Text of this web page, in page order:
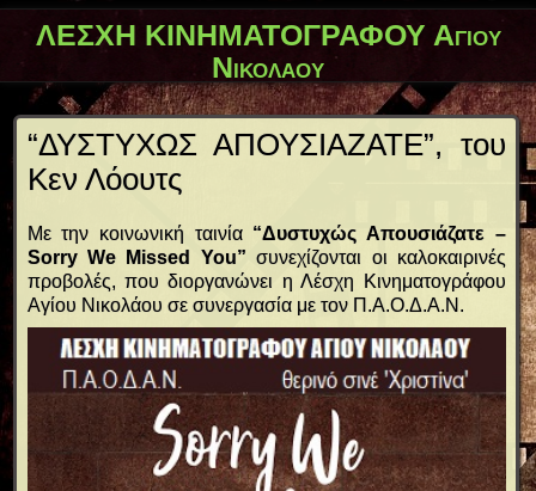
ΛΕΣΧΗ ΚΙΝΗΜΑΤΟΓΡΑΦΟΥ Αγίου
Νικολάου
“ΔΥΣΤΥΧΩΣ ΑΠΟΥΣΙΑΖΑΤΕ”, του
Κεν Λόουτς
Με την κοινωνική ταινία “Δυστυχώς Απουσιάζατε –
Sorry We Missed You” συνεχίζονται οι καλοκαιρινές
προβολές, που διοργανώνει η Λέσχη Κινηματογράφου
Αγίου Νικολάου σε συνεργασία με τον Π.Α.Ο.Δ.Α.Ν.